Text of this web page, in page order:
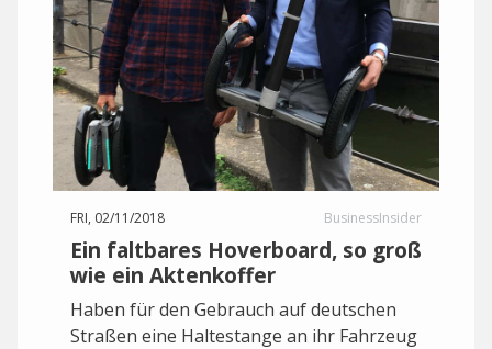
FRI, 02/11/2018 BusinessInsider
Ein faltbares Hoverboard, so groß
wie ein Aktenkoffer
Haben für den Gebrauch auf deutschen
Straßen eine Haltestange an ihr Fahrzeug